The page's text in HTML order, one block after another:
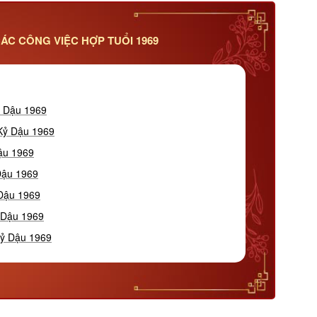
CÔNG VIỆC HỢP TUỔI 1969
1969
Dậu 1969
1969
1969
1969
1969
Dậu 1969